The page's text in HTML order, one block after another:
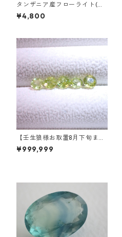
タンザニア産フローライト(蛍
光) ペアシェイプカットルース
5.46ct 13.8mm*10.8mm*7.0
¥4,800
【壬生狼様お取置8月下旬ま
で】マダガスカル産スフェー
ン ラウンドカットルース 0.45
¥999,999